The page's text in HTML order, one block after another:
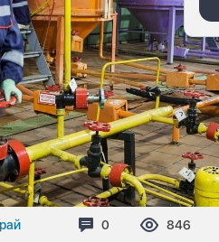
Комментариев:
0 846